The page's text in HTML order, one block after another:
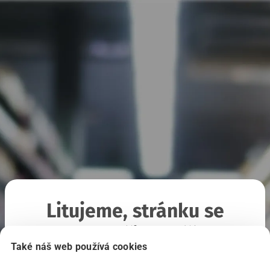
Také náš web používá cookies
Litujeme, stránku se